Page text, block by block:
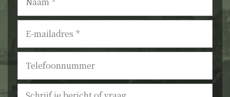
E-
mailadres *
Telefoonnummer
Bericht